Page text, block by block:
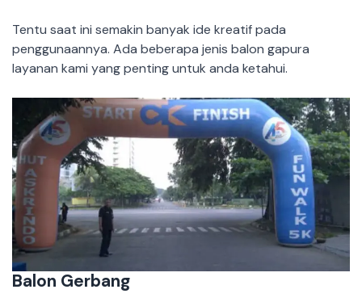
Tentu saat ini semakin banyak ide kreatif pada
penggunaannya. Ada beberapa jenis balon gapura
layanan kami yang penting untuk anda ketahui.
Balon Gerbang